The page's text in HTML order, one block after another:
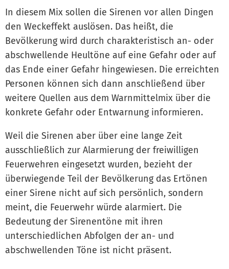
In diesem Mix sollen die Sirenen vor allen Dingen
den Weckeffekt auslösen. Das heißt, die
Bevölkerung wird durch charakteristisch an- oder
abschwellende Heultöne auf eine Gefahr oder auf
das Ende einer Gefahr hingewiesen. Die erreichten
Personen können sich dann anschließend über
weitere Quellen aus dem Warnmittelmix über die
konkrete Gefahr oder Entwarnung informieren.
Weil die Sirenen aber über eine lange Zeit
ausschließlich zur Alarmierung der freiwilligen
Feuerwehren eingesetzt wurden, bezieht der
überwiegende Teil der Bevölkerung das Ertönen
einer Sirene nicht auf sich persönlich, sondern
meint, die Feuerwehr würde alarmiert. Die
Bedeutung der Sirenentöne mit ihren
unterschiedlichen Abfolgen der an- und
abschwellenden Töne ist nicht präsent.